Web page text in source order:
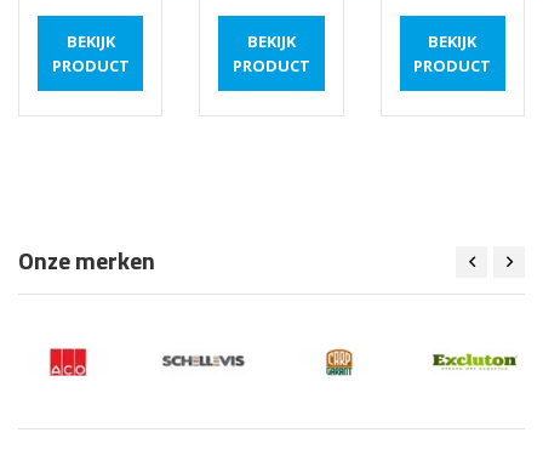
BEKIJK
PRODUCT
BEKIJK
PRODUCT
BEKIJK
PRODUCT
Onze merken